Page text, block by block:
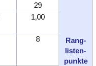
Rang­
listen­
punkte
29
1,00
8